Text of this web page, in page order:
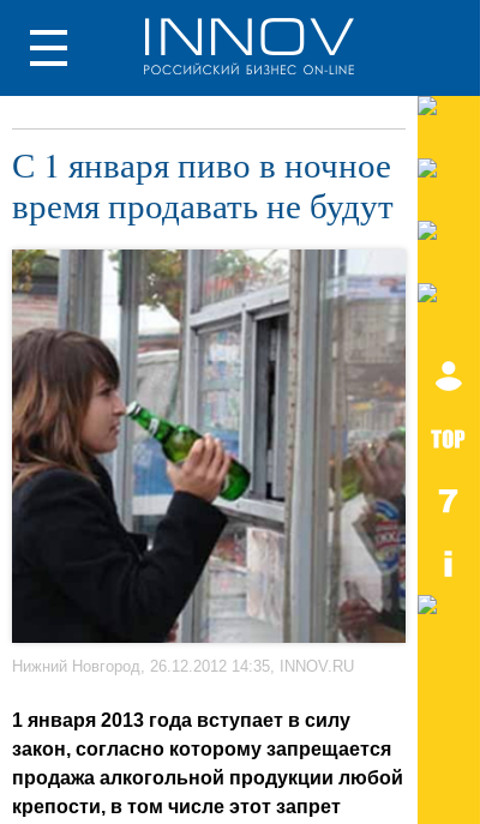
С 1 января пиво в ночное
время продавать не будут
Нижний Новгород, 26.12.2012 14:35, INNOV.RU
1 января 2013 года вступает в силу
закон, согласно которому запрещается
продажа алкогольной продукции любой
крепости, в том числе этот запрет